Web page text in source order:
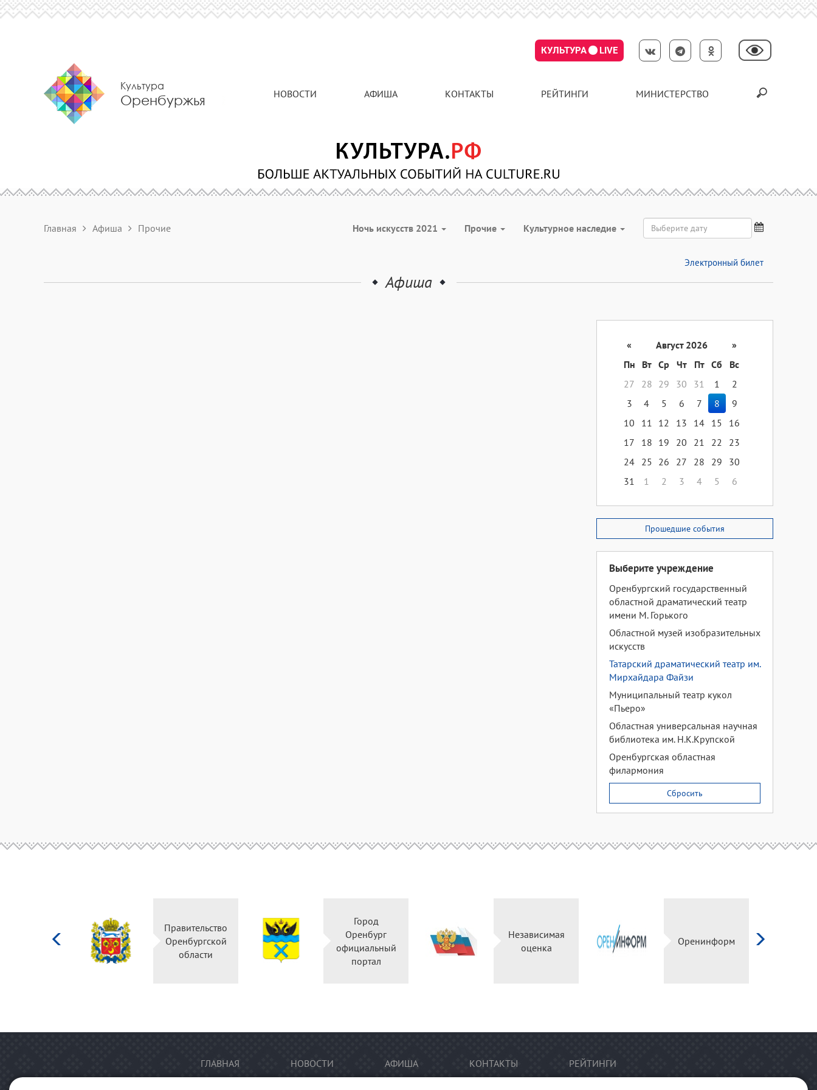
КУЛЬТУРА LIVE
Культура
Оренбуржья НОВОСТИ АФИША КОНТАКТЫ РЕЙТИНГИ МИНИСТЕРСТВО
Главная Афиша Прочие Ночь искусств 2021 Прочие Культурное наследие
Электронный билет
Афиша
« Август 2026
»
Пн
Вт Ср Чт Пт Сб
Вс
27
28 29 30 31 1
2
3
4 5 6 7 8
9
10
11 12 13 14 15
16
17
18 19 20 21 22
23
24 25 26 27 28 29
30
31
1 2 3 4 5 6
Прошедшие события
Выберите учреждение
Оренбургский государственный
областной драматический театр
имени М. Горького
Областной музей изобразительных
искусств
Татарский драматический театр им.
Мирхайдара Файзи
Муниципальный театр кукол
«Пьеро»
Областная универсальная научная
библиотека им. Н.К.Крупской
Оренбургская областная
филармония
Сбросить
Правительство
Оренбургской
области
Город
Оренбург
официальный
портал
Независимая
оценка
Оренинформ
ГЛАВНАЯ НОВОСТИ АФИША КОНТАКТЫ РЕЙТИНГИ